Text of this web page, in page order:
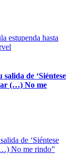
de ‘Siéntese
(…) No me